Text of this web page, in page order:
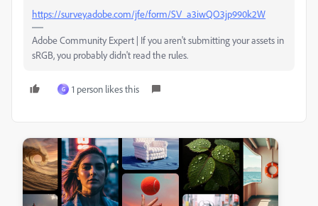
https://survey.adobe.com/jfe/form/SV_a3iwQO3jp990k2W
Adobe Community Expert | If you aren't submitting your assets in
sRGB, you probably didn't read the rules.
G 1 person likes this